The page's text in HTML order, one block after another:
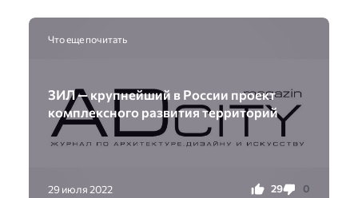
Что еще почитать
ЗИЛ — крупнейший в России проект
комплексного развития территорий
29 июля 2022 29 0